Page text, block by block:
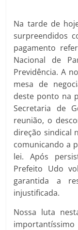
Na tarde de
surpreendidos
pagamento
Nacional de
Previdência. A
mesa de
deste ponto na
Secretaria de
reunião, o
direção sindical
comunicando a
lei. Após
Prefeito Udo
garantida a
injustificada.
Nossa luta